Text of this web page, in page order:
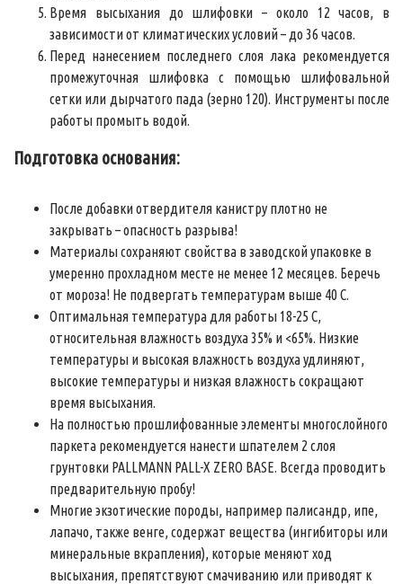
Время высыхания до шлифовки – около 12 часов, в
зависимости от климатических условий – до 36 часов.
Перед нанесением последнего слоя лака рекомендуется
промежуточная шлифовка с помощью шлифовальной
сетки или дырчатого пада (зерно 120). Инструменты после
работы промыть водой.
Подготовка основания:
После добавки отвердителя канистру плотно не
закрывать – опасность разрыва!
Материалы сохраняют свойства в заводской упаковке в
умеренно прохладном месте не менее 12 месяцев. Беречь
от мороза! Не подвергать температурам выше 40 С.
Оптимальная температура для работы 18-25 С,
относительная влажность воздуха 35% и <65%. Низкие
температуры и высокая влажность воздуха удлиняют,
высокие температуры и низкая влажность сокращают
время высыхания.
На полностью прошлифованные элементы многослойного
паркета рекомендуется нанести шпателем 2 слоя
грунтовки PALLMANN PALL-X ZERO BASE. Всегда проводить
предварительную пробу!
Многие экзотические породы, например палисандр, ипе,
лапачо, также венге, содержат вещества (ингибиторы или
минеральные вкрапления), которые меняют ход
высыхания, препятствуют смачиванию или приводят к